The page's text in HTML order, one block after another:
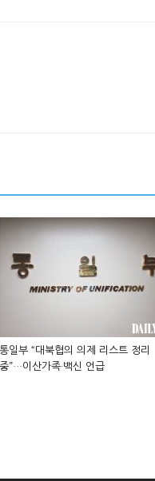
통일부 “대북협의 의제 리스트 정리
중”…이산가족·백신 언급